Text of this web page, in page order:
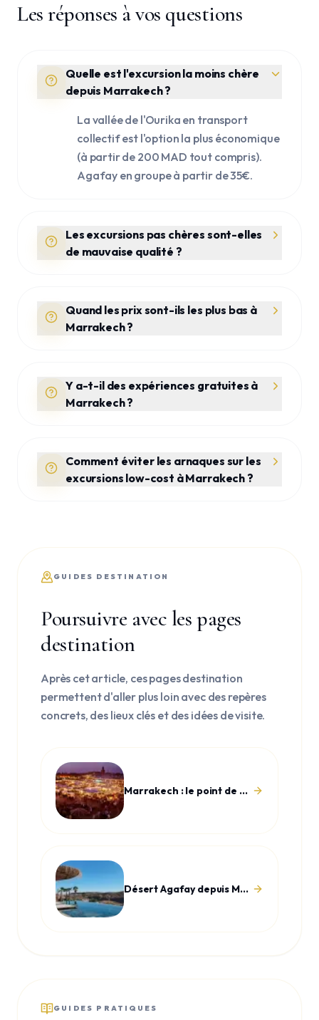
Les réponses à vos questions
Quelle est l'excursion la moins chère
depuis Marrakech ?
La vallée de l'Ourika en transport
collectif est l'option la plus économique
(à partir de 200 MAD tout compris).
Agafay en groupe à partir de 35€.
Les excursions pas chères sont-elles
de mauvaise qualité ?
Quand les prix sont-ils les plus bas à
Marrakech ?
Y a-t-il des expériences gratuites à
Marrakech ?
Comment éviter les arnaques sur les
excursions low-cost à Marrakech ?
GUIDES DESTINATION
Poursuivre avec les pages
destination
Après cet article, ces pages destination
permettent d'aller plus loin avec des repères
concrets, des lieux clés et des idées de visite.
Marrakech : le point de départ idéal pour explorer le Maroc
Désert Agafay depuis Marrakech
GUIDES PRATIQUES